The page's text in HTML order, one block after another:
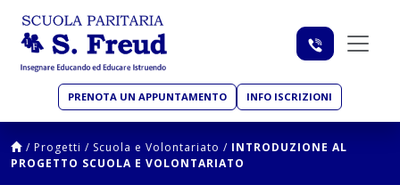
PRENOTA UN APPUNTAMENTO INFO ISCRIZIONI
/ Progetti / Scuola e Volontariato / INTRODUZIONE AL
PROGETTO SCUOLA E VOLONTARIATO